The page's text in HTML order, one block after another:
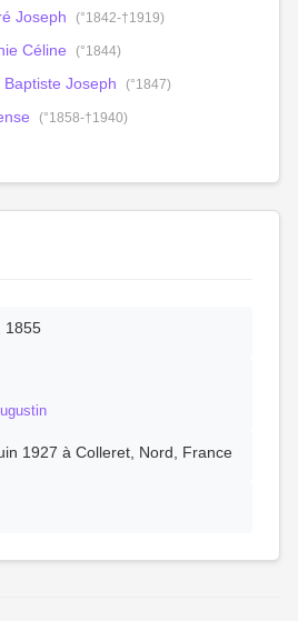
Joseph
(°1842-†1919)
Céline (°1844)
Joseph (°1847)
(°1858-†1940)
, 1855
1927 à Colleret, Nord, France